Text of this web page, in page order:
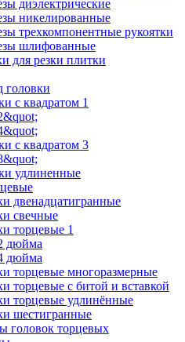
диэлектрические
никелированные
трехкомпонентные рукоятки
шлифованные
для резки плитки
головки
с квадратом 1
с квадратом 3
удлиненные
двенадцатигранные
свечные
торцевые 1
дюйма
дюйма
торцевые многоразмерные
торцевые с битой и вставкой
торцевые удлинённые
шестигранные
головок торцевых